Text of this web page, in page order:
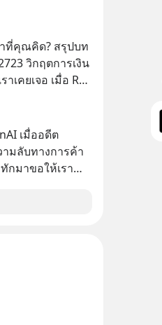
ที่คุณคิด? สรุปบท
วิกฤตการเงิน
เคยเจอ เมื่อ Ray
นระเบิดเวลา
บิดหนี้สิน
ระแส AI" ที่ผู้คน
? และเราควร
เกินไป? ร่วม
เมื่ออดีต
มลับทางการค้า
กมาขอให้เรา